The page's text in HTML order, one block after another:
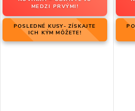
MEDZI PRVÝMI!
POSLEDNÉ KUSY- ZÍSKAJTE
ICH KÝM MÔŽETE!